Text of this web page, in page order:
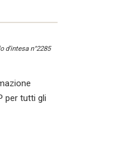
n°2285
per tutti gli